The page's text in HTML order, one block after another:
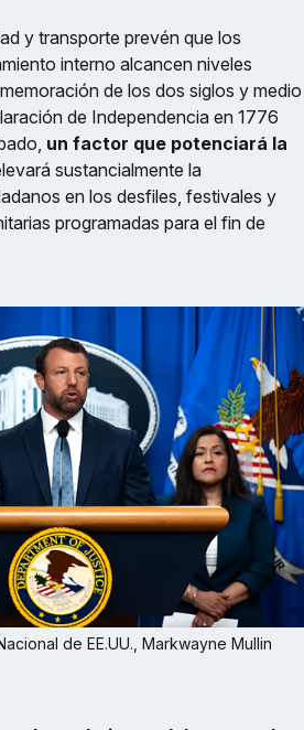
y transporte prevén que los
interno alcancen niveles
de los dos siglos y medio
de Independencia en 1776
un factor que potenciará la
sustancialmente la
en los desfiles, festivales y
programadas para el fin de
de EE.UU., Markwayne Mullin